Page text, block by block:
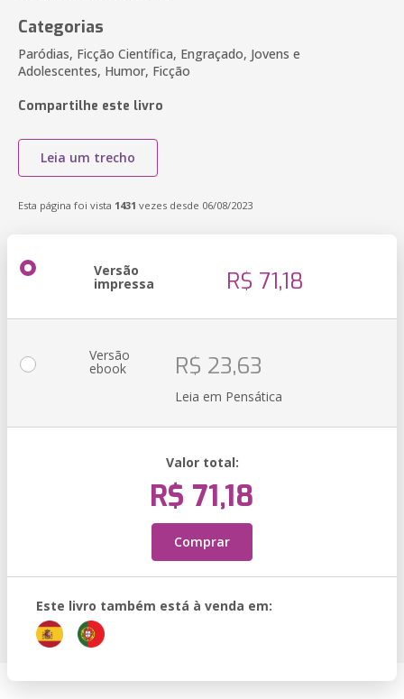
Categorias
Paródias, Ficção Científica, Engraçado, Jovens e
Adolescentes, Humor, Ficção
Compartilhe este livro
Leia um trecho
Esta página foi vista 1431 vezes desde 06/08/2023
Versão
impressa R$ 71,18
Versão
ebook R$ 23,63
Leia em Pensática
Valor total:
R$ 71,18
Comprar
Este livro também está à venda em: